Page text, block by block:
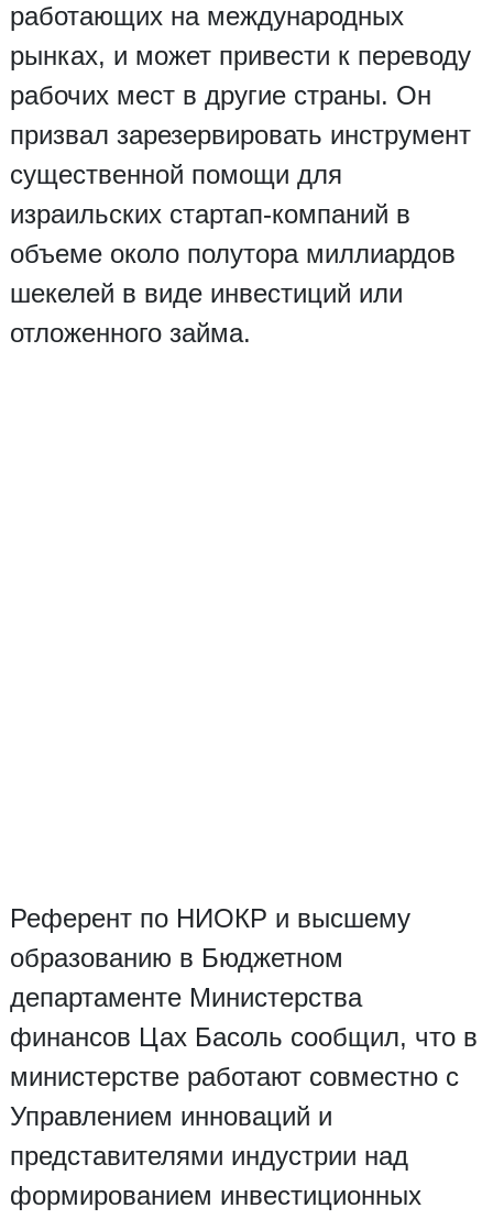
работающих на международных
рынках, и может привести к переводу
рабочих мест в другие страны. Он
призвал зарезервировать инструмент
существенной помощи для
израильских стартап-компаний в
объеме около полутора миллиардов
шекелей в виде инвестиций или
отложенного займа.
Референт по НИОКР и высшему
образованию в Бюджетном
департаменте Министерства
финансов Цах Басоль сообщил, что в
министерстве работают совместно с
Управлением инноваций и
представителями индустрии над
формированием инвестиционных